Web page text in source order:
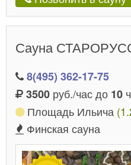
Сауна
8(495) 362-17-75
3500 руб./час до 10
Площадь Ильича
Финская сауна